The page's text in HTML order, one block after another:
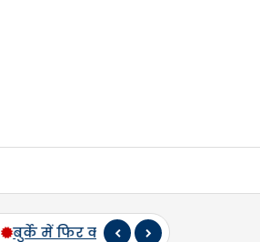
तमन्ना मलिक और पति को SDM